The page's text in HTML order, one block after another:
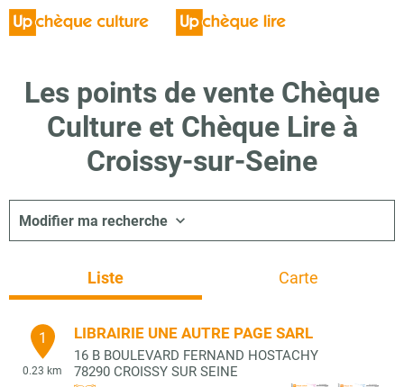
Les points de vente Chèque
Culture et Chèque Lire à
Croissy-sur-Seine
Modifier ma recherche
Liste Carte
1
0.23 km
LIBRAIRIE UNE AUTRE PAGE SARL
16 B BOULEVARD FERNAND HOSTACHY
78290 CROISSY SUR SEINE